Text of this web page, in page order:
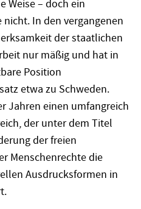
Weise – doch ein
In den vergangenen
der staatlichen
nur mäßig und hat in
Position
etwa zu Schweden.
Jahren einen umfangreich
der unter dem Titel
der freien
Menschenrechte die
Ausdrucksformen in